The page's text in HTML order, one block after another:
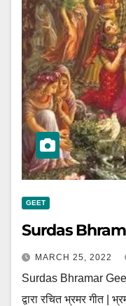
GEET
Surdas
MARCH 25, 2022
Surdas Bhramar
द्वारा रचित भ्रमर गीत |